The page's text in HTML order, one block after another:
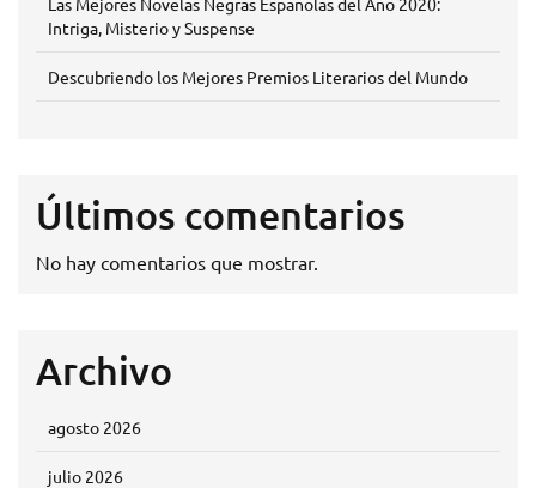
Intriga, Misterio y Suspense
Descubriendo los Mejores Premios Literarios del Mundo
Últimos comentarios
No hay comentarios que mostrar.
Archivo
agosto 2026
julio 2026